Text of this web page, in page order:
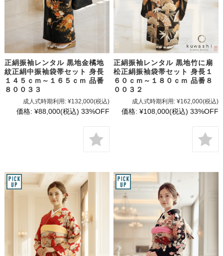
正絹振袖レンタル 黒地金橘地
紋正絹中振袖袋帯セット 身長
１４５ｃｍ～１６５ｃｍ 品番
８００３３
成人式時期利用: ¥132,000(税込)
価格: ¥88,000(税込) 33%OFF
正絹振袖レンタル 黒地竹に扇
松正絹振袖袋帯セット 身長１
６０ｃｍ～１８０ｃｍ 品番８
００３２
成人式時期利用: ¥162,000(税込)
価格: ¥108,000(税込) 33%OFF